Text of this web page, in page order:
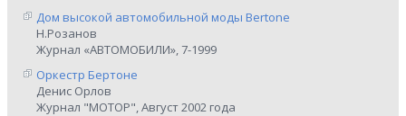
Дом высокой автомобильной моды Bertone
Н.Розанов
Журнал «АВТОМОБИЛИ», 7-1999
Оркестр Бертоне
Денис Орлов
Журнал "МОТОР", Август 2002 года